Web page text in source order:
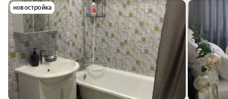
новостройка